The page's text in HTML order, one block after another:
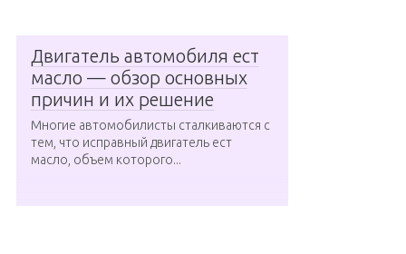
Двигатель автомобиля ест
масло — обзор основных
причин и их решение
Многие автомобилисты сталкиваются с
тем, что исправный двигатель ест
масло, объем которого...